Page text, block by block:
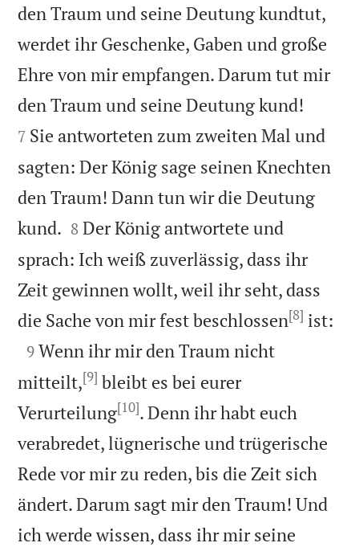
den Traum und seine Deutung kundtut,
werdet ihr Geschenke, Gaben und große
Ehre von mir empfangen. Darum tut mir
den Traum und seine Deutung kund!
7 Sie antworteten zum zweiten Mal und
sagten: Der König sage seinen Knechten
den Traum! Dann tun wir die Deutung
kund. 

8 Der König antwortete und
sprach: Ich weiß zuverlässig, dass ihr
Zeit gewinnen wollt, weil ihr seht, dass
die Sache von mir fest beschlossen[8] ist:

9 Wenn ihr mir den Traum nicht
mitteilt,[9] bleibt es bei eurer
Verurteilung[10]. Denn ihr habt euch
verabredet, lügnerische und trügerische
Rede vor mir zu reden, bis die Zeit sich
ändert. Darum sagt mir den Traum! Und
ich werde wissen, dass ihr mir seine